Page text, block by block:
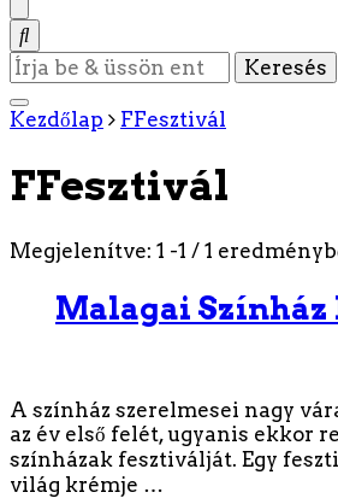
Keres
valamit?
Kezdőlap
FFesztivál
FFesztivál
Megjelenítve: 1 -1 / 1
Malagai Színház
A színház szerelmesei nagy
az év első felét, ugyanis ekkor
színházak fesztiválját. Egy
világ krémje …